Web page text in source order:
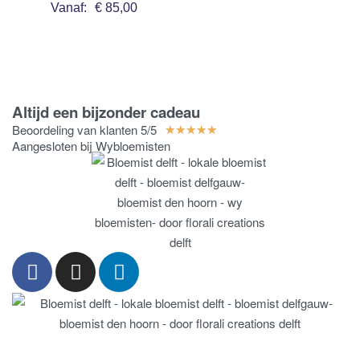
Vanaf: € 85,00
Altijd een bijzonder cadeau
Beoordeling van klanten 5/5 ★★★★★
Aangesloten bij Wybloemisten